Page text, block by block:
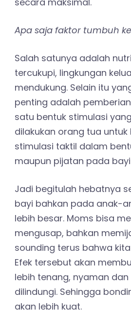
Apa saja faktor tumbuh
Salah satunya adalah
tercukupi, lingkungan
mendukung. Selain itu
penting adalah
satu bentuk stimulasi
dilakukan orang tua
stimulasi taktil dalam
maupun pijatan pada bayi
Jadi begitulah hebatnya
bayi bahkan pada anak-
lebih besar. Moms bisa
mengusap, bahkan
sounding terus bahwa
Efek tersebut akan
lebih tenang, nyaman
dilindungi. Sehingga
akan lebih kuat.